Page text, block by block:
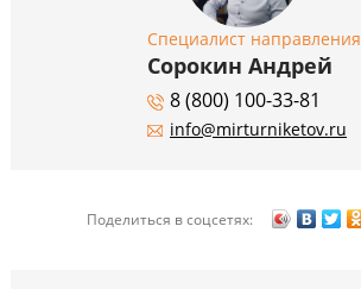
Специалист направления
Сорокин Андрей
8 (800) 100-33-81
info@mirturniketov.ru
Поделиться в соцсетях: